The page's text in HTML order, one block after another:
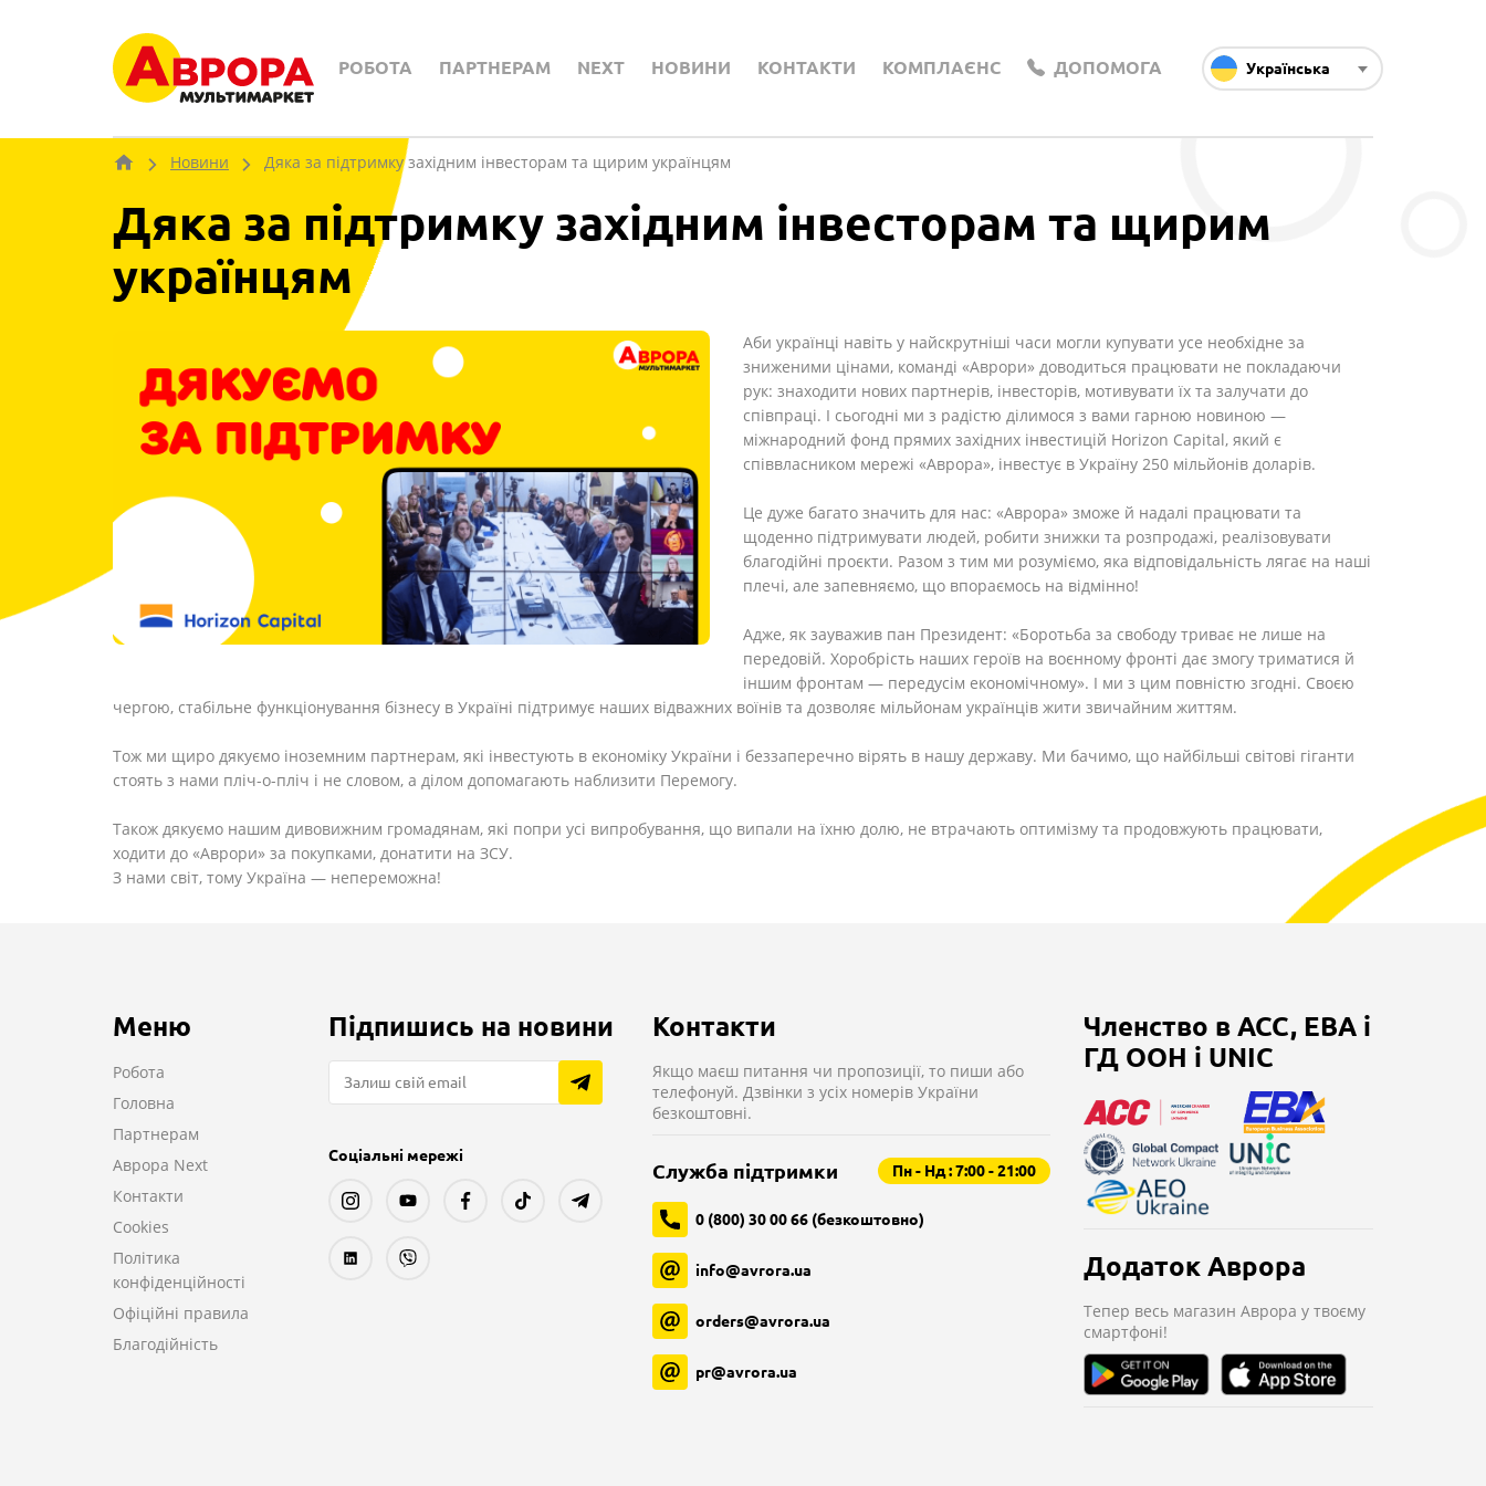
РОБОТА ПАРТНЕРАМ NEXT НОВИНИ КОНТАКТИ КОМПЛАЄНС ДОПОМОГА Українська
Новини Дяка за підтримку західним інвесторам та щирим українцям
Дяка за підтримку західним інвесторам та щирим
українцям
Аби українці навіть у найскрутніші часи могли купувати усе необхідне за
зниженими цінами, команді «Аврори» доводиться працювати не покладаючи
рук: знаходити нових партнерів, інвесторів, мотивувати їх та залучати до
співпраці. І сьогодні ми з радістю ділимося з вами гарною новиною —
міжнародний фонд прямих західних інвестицій Horizon Capital, який є
співвласником мережі «Аврора», інвестує в Україну 250 мільйонів доларів.
Це дуже багато значить для нас: «Аврора» зможе й надалі працювати та
щоденно підтримувати людей, робити знижки та розпродажі, реалізовувати
благодійні проєкти. Разом з тим ми розуміємо, яка відповідальність лягає на наші
плечі, але запевняємо, що впораємось на відмінно!
Адже, як зауважив пан Президент: «Боротьба за свободу триває не лише на
передовій. Хоробрість наших героїв на воєнному фронті дає змогу триматися й
іншим фронтам — передусім економічному». І ми з цим повністю згодні. Своєю
чергою, стабільне функціонування бізнесу в Україні підтримує наших відважних воїнів та дозволяє мільйонам українців жити звичайним життям.
Тож ми щиро дякуємо іноземним партнерам, які інвестують в економіку України і беззаперечно вірять в нашу державу. Ми бачимо, що найбільші світові гіганти
стоять з нами пліч-о-пліч і не словом, а ділом допомагають наблизити Перемогу.
Також дякуємо нашим дивовижним громадянам, які попри усі випробування, що випали на їхню долю, не втрачають оптимізму та продовжують працювати,
ходити до «Аврори» за покупками, донатити на ЗСУ.
З нами світ, тому Україна — непереможна!
Меню
Робота
Головна
Партнерам
Аврора Next
Контакти
Cookies
Політика
конфіденційності
Офіційні правила
Благодійність
Підпишись на новини
Соціальні мережі
Контакти
Якщо маєш питання чи пропозиції, то пиши або
телефонуй. Дзвінки з усіх номерів України
безкоштовні.
Служба підтримки Пн - Нд : 7:00 - 21:00
0 (800) 30 00 66 (безкоштовно)
info@avrora.ua
orders@avrora.ua
pr@avrora.ua
Членство в ACC, EBA і
ГД ООН і UNIC
Додаток Аврора
Тепер весь магазин Аврора у твоєму
смартфоні!